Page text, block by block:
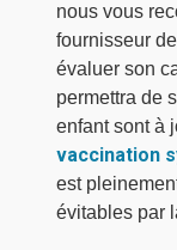
nous vous
fournisseur
évaluer son
permettra de
enfant sont à
vaccination
est
évitables par